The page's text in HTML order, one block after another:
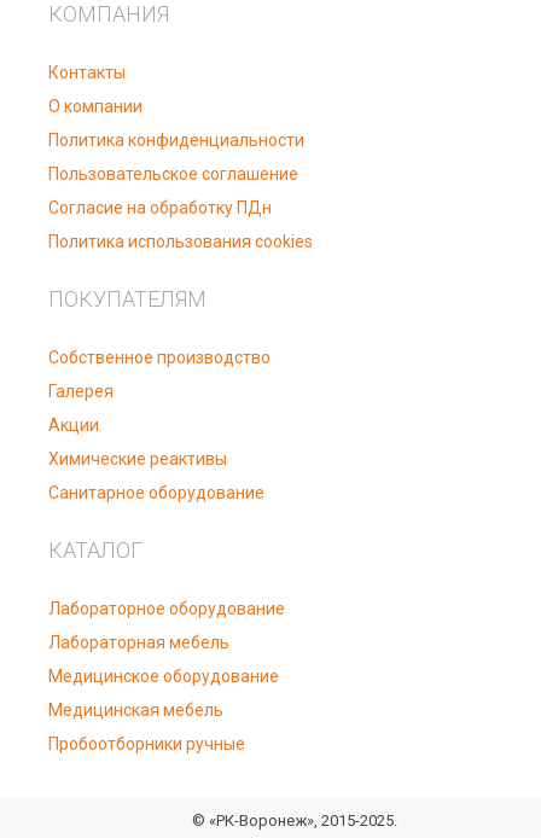
КОМПАНИЯ
Контакты
О компании
Политика конфиденциальности
Пользовательское соглашение
Согласие на обработку ПДн
Политика использования cookies
ПОКУПАТЕЛЯМ
Собственное производство
Галерея
Акции
Химические реактивы
Санитарное оборудование
КАТАЛОГ
Лабораторное оборудование
Лабораторная мебель
Медицинское оборудование
Медицинская мебель
Пробоотборники ручные
© «РК-Воронеж», 2015-2025.